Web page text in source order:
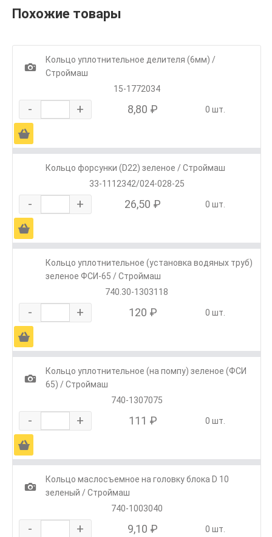
Похожие товары
1
Кольцо уплотнительное делителя (6мм) /
Строймаш
15-1772034
- + 8,80 ₽ 0 шт.
Ä
Кольцо форсунки (D22) зеленое / Строймаш
33-1112342/024-028-25
- + 26,50 ₽ 0 шт.
Ä
Кольцо уплотнительное (установка водяных труб)
зеленое ФСИ-65 / Строймаш
740.30-1303118
- + 120 ₽ 0 шт.
Ä
1
Кольцо уплотнительное (на помпу) зеленое (ФСИ
65) / Строймаш
740-1307075
- + 111 ₽ 0 шт.
Ä
1
Кольцо маслосъемное на головку блока D 10
зеленый / Строймаш
740-1003040
- + 9,10 ₽ 0 шт.